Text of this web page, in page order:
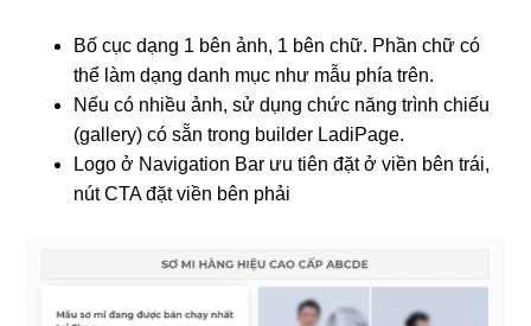
Bố cục dạng 1 bên ảnh, 1 bên chữ. Phần chữ có
thể làm dạng danh mục như mẫu phía trên.
Nếu có nhiều ảnh, sử dụng chức năng trình chiếu
(gallery) có sẵn trong builder LadiPage.
Logo ở Navigation Bar ưu tiên đặt ở viền bên trái,
nút CTA đặt viền bên phải